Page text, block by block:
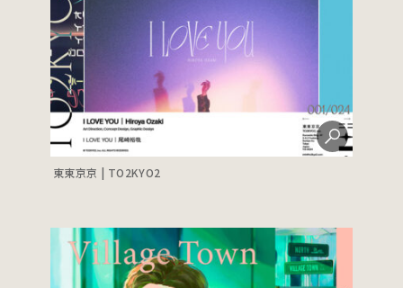
東東京京 | TO2KYO2